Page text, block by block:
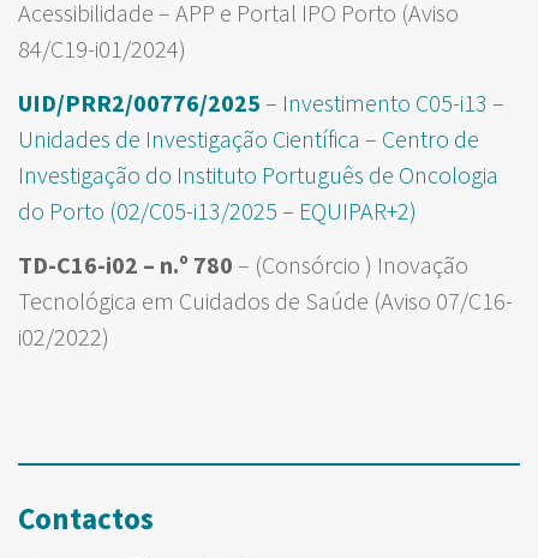
Acessibilidade – APP e Portal IPO Porto (Aviso
84/C19-i01/2024)
UID/PRR2/00776/2025 – Investimento C05-i13 –
Unidades de Investigação Científica – Centro de
Investigação do Instituto Português de Oncologia
do Porto (02/C05-i13/2025 – EQUIPAR+2)
TD-C16-i02 – n.º 780 – (Consórcio ) Inovação
Tecnológica em Cuidados de Saúde (Aviso 07/C16-
i02/2022)
Contactos